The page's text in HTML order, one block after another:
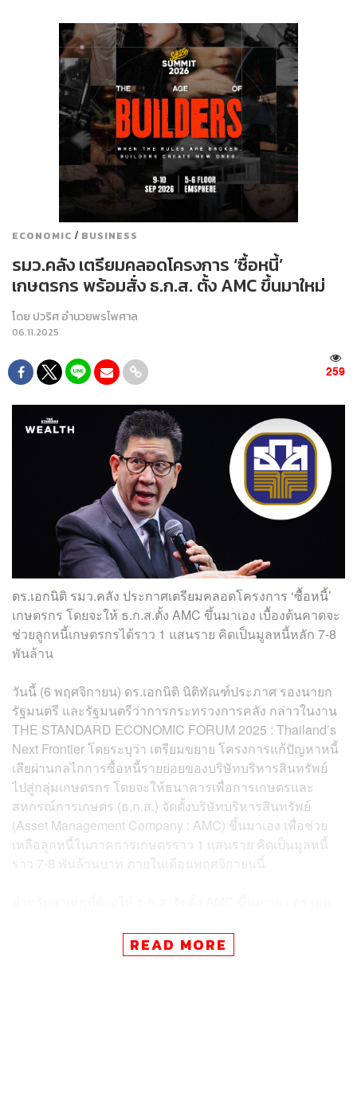
ECONOMIC / BUSINESS
รมว.คลัง เตรียมคลอดโครงการ ‘ซื้อหนี้’
เกษตรกร พร้อมสั่ง ธ.ก.ส. ตั้ง AMC ขึ้นมาใหม่
โดย ปวริศ อำนวยพรไพศาล
06.11.2025
259
ดร.เอกนิติ รมว.คลัง ประกาศเตรียมคลอดโครงการ ‘ซื้อหนี้’
เกษตรกร โดยจะให้ ธ.ก.ส.ตั้ง AMC ขึ้นมาเอง เบื้องต้นคาดจะ
ช่วยลูกหนี้เกษตรกรได้ราว 1 แสนราย คิดเป็นมูลหนี้หลัก 7-8
พันล้าน
วันนี้ (6 พฤศจิกายน) ดร.เอกนิติ นิติทัณฑ์ประภาศ รองนายก
รัฐมนตรี และรัฐมนตรีว่าการกระทรวงการคลัง กล่าวในงาน
THE STANDARD ECONOMIC FORUM 2025 : Thailand’s
Next Frontier โดยระบุว่า เตรียมขยาย โครงการแก้ปัญหาหนี้
เสียผ่านกลไกการซื้อหนี้รายย่อยของบริษัทบริหารสินทรัพย์
ไปสู่กลุ่มเกษตรกร โดยจะให้ธนาคารเพื่อการเกษตรและ
สหกรณ์การเกษตร (ธ.ก.ส.) จัดตั้งบริษัทบริหารสินทรัพย์
(Asset Management Company : AMC) ขึ้นมาเอง เพื่อช่วย
เหลือลูกหนี้ในภาคการเกษตรราว 1 แสนราย คิดเป็นมูลหนี้
ราว 7-8 พันล้านบาท ภายในเดือนพฤศจิกายนนี้
พฤติกรรมต่างจากประชากรในภาคการเกษตร จึงจำเป็นต้อง
ให้ ธ.ก.ส. ซึ่งมีความเข้าใจ และรู้จักตัวเกษตรกรเป็นผู้ดูแล
READ MORE